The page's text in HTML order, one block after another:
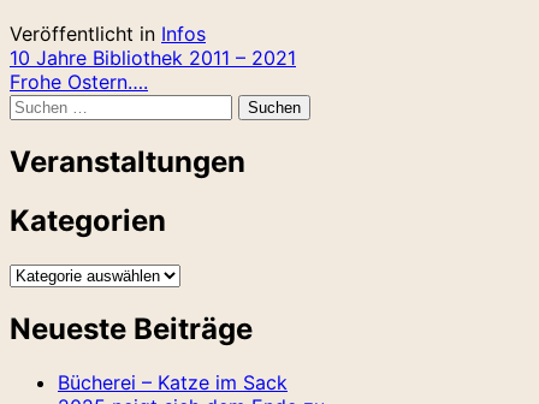
Veröffentlicht in Infos
Beitragsnavigation
10 Jahre Bibliothek 2011 – 2021
Frohe Ostern….
Suchen
Veranstaltungen
Kategorien
Kategorien
Neueste Beiträge
Bücherei – Katze im Sack